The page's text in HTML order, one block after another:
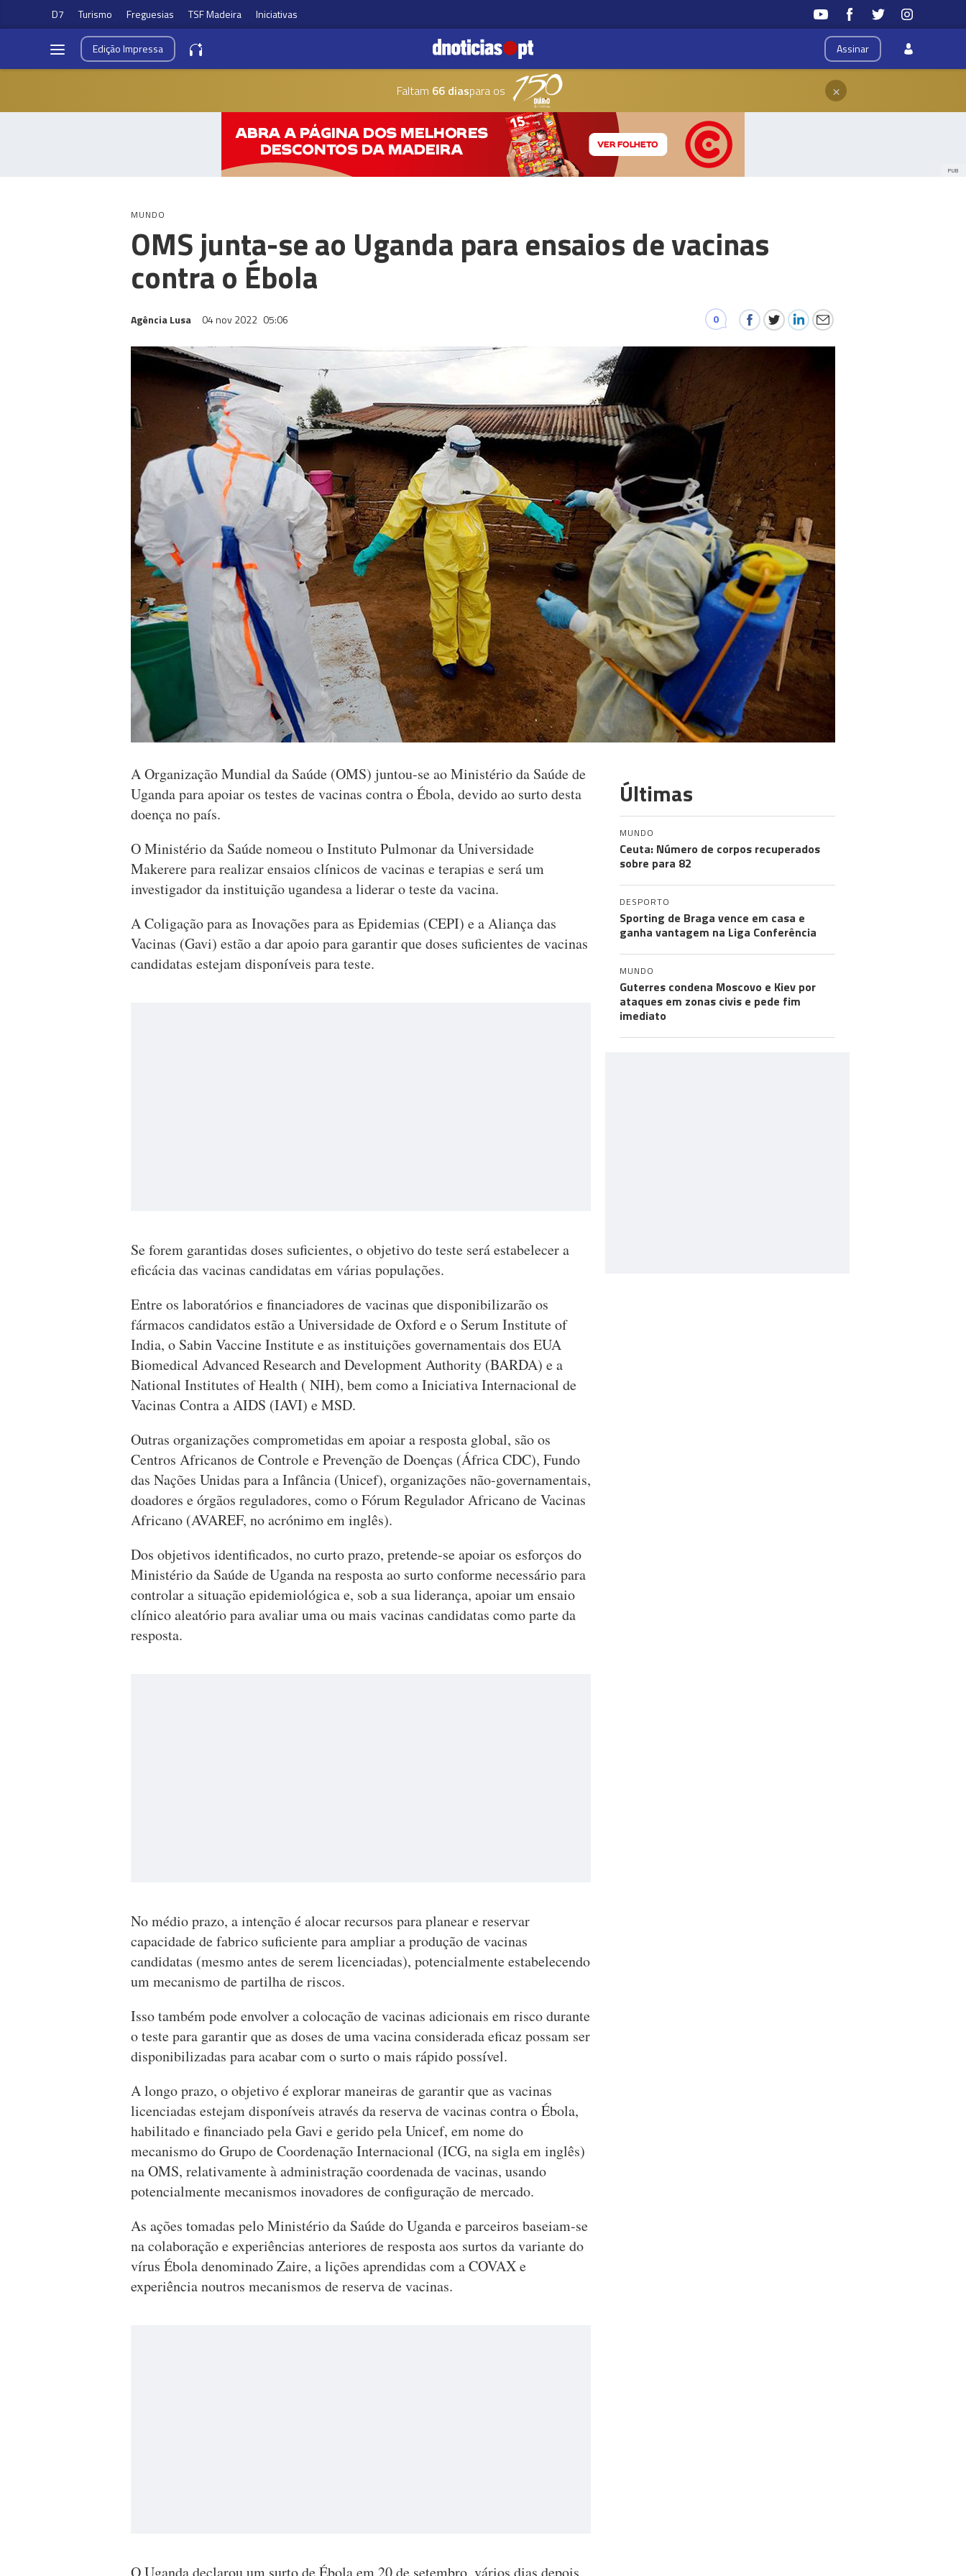
D7 Turismo Freguesias TSF Madeira Iniciativas
Assinar
EdiçãoImpressa
Faltam 66 diaspara os ×
PUB
MUNDO
OMS junta-se ao Uganda para ensaios de vacinas
contra o Ébola
Agência Lusa 04 nov 2022 05:06 0
A Organização Mundial da Saúde (OMS) juntou-se ao Ministério da Saúde de
Uganda para apoiar os testes de vacinas contra o Ébola, devido ao surto desta
doença no país.
O Ministério da Saúde nomeou o Instituto Pulmonar da Universidade
Makerere para realizar ensaios clínicos de vacinas e terapias e será um
investigador da instituição ugandesa a liderar o teste da vacina.
A Coligação para as Inovações para as Epidemias (CEPI) e a Aliança das
Vacinas (Gavi) estão a dar apoio para garantir que doses suficientes de vacinas
candidatas estejam disponíveis para teste.
Se forem garantidas doses suficientes, o objetivo do teste será estabelecer a
eficácia das vacinas candidatas em várias populações.
Entre os laboratórios e financiadores de vacinas que disponibilizarão os
fármacos candidatos estão a Universidade de Oxford e o Serum Institute of
India, o Sabin Vaccine Institute e as instituições governamentais dos EUA
Biomedical Advanced Research and Development Authority (BARDA) e a
National Institutes of Health ( NIH), bem como a Iniciativa Internacional de
Vacinas Contra a AIDS (IAVI) e MSD.
Outras organizações comprometidas em apoiar a resposta global, são os
Centros Africanos de Controle e Prevenção de Doenças (África CDC), Fundo
das Nações Unidas para a Infância (Unicef), organizações não-governamentais,
doadores e órgãos reguladores, como o Fórum Regulador Africano de Vacinas
Africano (AVAREF, no acrónimo em inglês).
Dos objetivos identificados, no curto prazo, pretende-se apoiar os esforços do
Ministério da Saúde de Uganda na resposta ao surto conforme necessário para
controlar a situação epidemiológica e, sob a sua liderança, apoiar um ensaio
clínico aleatório para avaliar uma ou mais vacinas candidatas como parte da
resposta.
No médio prazo, a intenção é alocar recursos para planear e reservar
capacidade de fabrico suficiente para ampliar a produção de vacinas
candidatas (mesmo antes de serem licenciadas), potencialmente estabelecendo
um mecanismo de partilha de riscos.
Isso também pode envolver a colocação de vacinas adicionais em risco durante
o teste para garantir que as doses de uma vacina considerada eficaz possam ser
disponibilizadas para acabar com o surto o mais rápido possível.
A longo prazo, o objetivo é explorar maneiras de garantir que as vacinas
licenciadas estejam disponíveis através da reserva de vacinas contra o Ébola,
habilitado e financiado pela Gavi e gerido pela Unicef, em nome do
mecanismo do Grupo de Coordenação Internacional (ICG, na sigla em inglês)
na OMS, relativamente à administração coordenada de vacinas, usando
potencialmente mecanismos inovadores de configuração de mercado.
As ações tomadas pelo Ministério da Saúde do Uganda e parceiros baseiam-se
na colaboração e experiências anteriores de resposta aos surtos da variante do
vírus Ébola denominado Zaire, a lições aprendidas com a COVAX e
experiência noutros mecanismos de reserva de vacinas.
Últimas
MUNDO
Ceuta: Número de corpos recuperados
sobre para 82
DESPORTO
Sporting de Braga vence em casa e
ganha vantagem na Liga Conferência
MUNDO
Guterres condena Moscovo e Kiev por
ataques em zonas civis e pede fim
imediato